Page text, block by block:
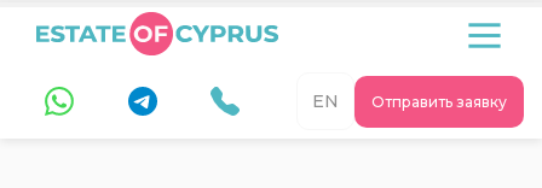
Отправить заявку
EN